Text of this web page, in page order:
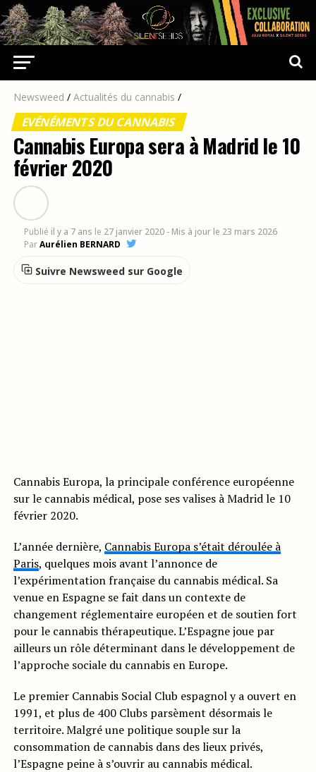
Newsweed / Actualités du cannabis /
EVÉNÉMENTS DU CANNABIS
Cannabis Europa sera à Madrid le 10
février 2020
Publié il y a 7 ans le 27 janvier 2020 - Mis à jour le 23 mars 2026
ParAurélien BERNARD
Suivre Newsweed sur Google
Cannabis Europa, la principale conférence européenne
sur le cannabis médical, pose ses valises à Madrid le 10
février 2020.
L’année dernière, Cannabis Europa s’était déroulée à
Paris, quelques mois avant l’annonce de
l’expérimentation française du cannabis médical. Sa
venue en Espagne se fait dans un contexte de
changement réglementaire européen et de soutien fort
pour le cannabis thérapeutique. L’Espagne joue par
ailleurs un rôle déterminant dans le développement de
l’approche sociale du cannabis en Europe.
Le premier Cannabis Social Club espagnol y a ouvert en
1991, et plus de 400 Clubs parsèment désormais le
territoire. Malgré une politique souple sur la
consommation de cannabis dans des lieux privés,
l’Espagne peine à s’ouvrir au cannabis médical.